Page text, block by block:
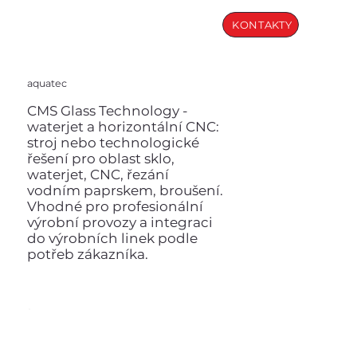
KONTAKTY
aquatec
CMS Glass Technology -
waterjet a horizontální CNC:
stroj nebo technologické
řešení pro oblast sklo,
waterjet, CNC, řezání
vodním paprskem, broušení.
Vhodné pro profesionální
výrobní provozy a integraci
do výrobních linek podle
potřeb zákazníka.